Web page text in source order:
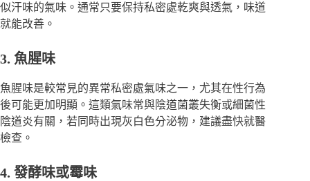
似汗味的氣味。通常只要保持私密處乾爽與透氣，味道
就能改善。
3. 魚腥味
魚腥味是較常見的異常私密處氣味之一，尤其在性行為
後可能更加明顯。這類氣味常與陰道菌叢失衡或細菌性
陰道炎有關，若同時出現灰白色分泌物，建議盡快就醫
檢查。
4. 發酵味或霉味